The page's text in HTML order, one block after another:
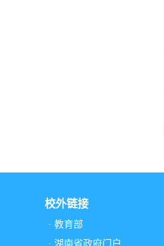
校外链接
· 教育部
· 湖南省政府门户